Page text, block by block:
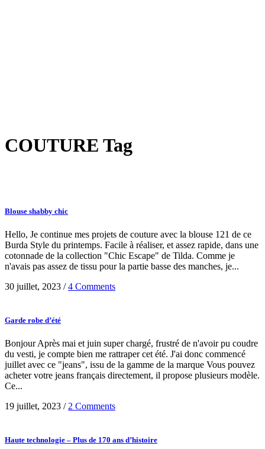
COUTURE Tag
Blouse shabby chic
Hello, Je continue mes projets de couture avec la blouse 121 de ce
Burda Style du printemps. Facile à réaliser, et assez rapide, dans une
cotonnade de la collection "Chic Escape" de Tilda. Comme je
n'avais pas assez de tissu pour la partie basse des manches, je...
30 juillet, 2023 /4 Comments
Garde robe d’été
Bonjour Après mai et juin super chargé, frustré de n'avoir pu coudre
du vesti, je compte bien me rattraper cet été. J'ai donc commencé
juillet avec ce "jeans", issu de la gamme de la marque Vous pouvez
acheter votre jeans français directement, il propose plusieurs modèle.
Ce...
19 juillet, 2023 / 2 Comments
Haute technologie – Plus de 170 ans d’histoire